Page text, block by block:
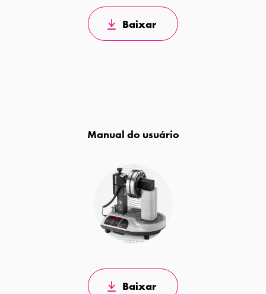
Baixar
Manual do usuário
Baixar